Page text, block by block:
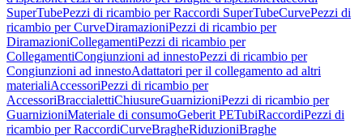
SuperTubePezzi di ricambio per Raccordi SuperTubeCurvePezzi di
ricambio per CurveDiramazioniPezzi di ricambio per
DiramazioniCollegamentiPezzi di ricambio per
CollegamentiCongiunzioni ad innestoPezzi di ricambio per
Congiunzioni ad innestoAdattatori per il collegamento ad altri
materialiAccessoriPezzi di ricambio per
AccessoriBraccialettiChiusureGuarnizioniPezzi di ricambio per
GuarnizioniMateriale di consumoGeberit PETubiRaccordiPezzi di
ricambio per RaccordiCurveBragheRiduzioniBraghe